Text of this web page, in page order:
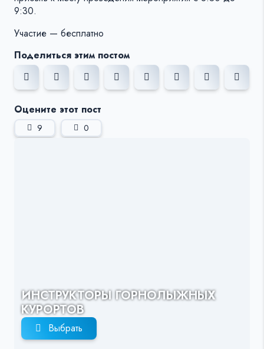
9:30.
Участие — бесплатно
Поделиться этим постом
Оцените этот пост
9 0
ИНСТРУКТОРЫ ГОРНОЛЫЖНЫХ
КУРОРТОВ
Выбрать